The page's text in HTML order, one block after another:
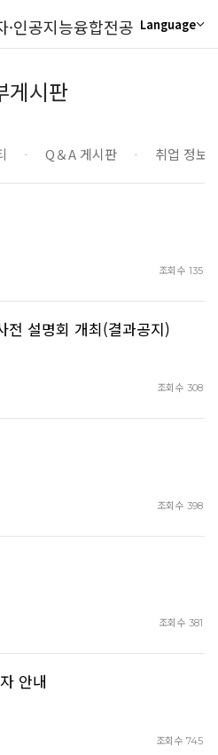
·인공지능융합전공 Language
게시판
Q＆A 게시판 취업 정보
조회수 135
전 설명회 개최(결과공지)
조회수 308
조회수 398
조회수 381
안내
조회수 745